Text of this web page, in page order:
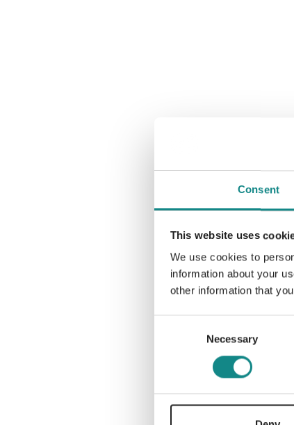
Consent
This website uses
We use cookies to
information about your
other information that
Necessary